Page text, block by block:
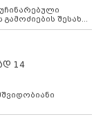
შესახებ
14